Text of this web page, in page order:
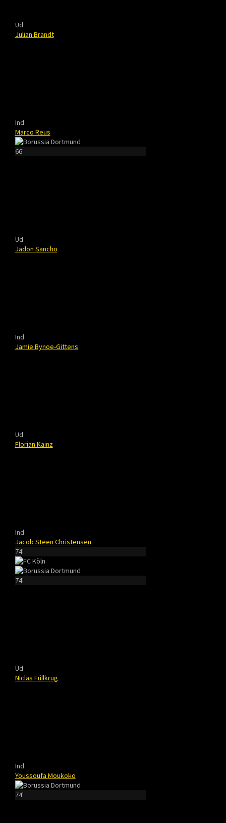
Ud
Julian Brandt
Ind
Marco Reus
66'
Ud
Jadon Sancho
Ind
Jamie Bynoe-Gittens
Ud
Florian Kainz
Ind
Jacob Steen Christensen
74'
74'
Ud
Niclas Füllkrug
Ind
Youssoufa Moukoko
74'